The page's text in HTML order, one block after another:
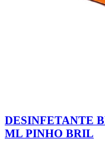
DESINFETANTE
ML PINHO BRIL